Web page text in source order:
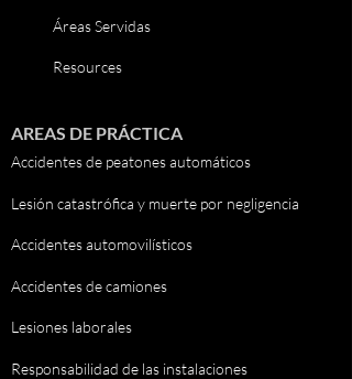
Áreas Servidas
Resources
AREAS DE PRÁCTICA
Accidentes de peatones automáticos
Lesión catastrófica y muerte por negligencia
Accidentes automovilísticos
Accidentes de camiones
Lesiones laborales
Responsabilidad de las instalaciones